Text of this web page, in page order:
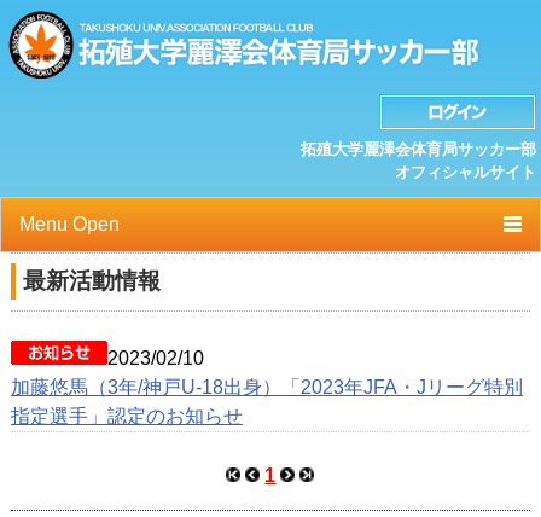
拓殖大学麗澤会体育局サッカー部
オフィシャルサイト
Menu Open
TOP
クラブプロフィール
選手/スタッフ一覧
最新活動情報
2023/02/10
加藤悠馬（3年/神戸U-18出身）「2023年JFA・Jリーグ特別
指定選手」認定のお知らせ
1